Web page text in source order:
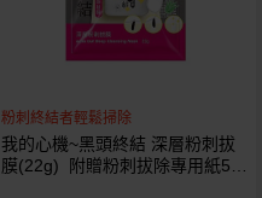
粉刺終結者輕鬆掃除
我的心機~黑頭終結 深層粉刺拔
膜(22g) 附贈粉刺拔除專用紙50